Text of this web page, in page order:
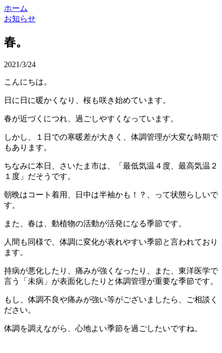
ホーム
お知らせ
春。
2021/3/24
こんにちは。
日に日に暖かくなり、桜も咲き始めています。
春が近づくにつれ、過ごしやすくなっています。
しかし、１日での寒暖差が大きく、体調管理が大変な時期で
もあります。
ちなみに本日、さいたま市は、「最低気温４度、最高気温２
１度」だそうです。
朝晩はコート着用、日中は半袖かも！？、って状態らしいで
す。
また、春は、動植物の活動が活発になる季節です。
人間も同様で、体調に変化が表れやすい季節と言われており
ます。
持病が悪化したり、痛みが強くなったり、また、東洋医学で
言う「未病」が表面化したりと体調管理が重要な季節です。
もし、体調不良や痛みが強い等がございましたら、ご相談く
ださい。
体調を調えながら、心地よい季節を過ごしたいですね。